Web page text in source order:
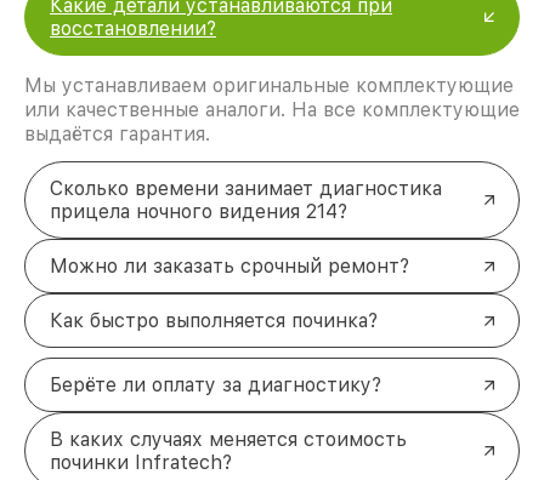
Какие детали устанавливаются при
восстановлении?
Мы устанавливаем оригинальные комплектующие
или качественные аналоги. На все комплектующие
выдаётся гарантия.
Сколько времени занимает диагностика
прицела ночного видения 214?
Можно ли заказать срочный ремонт?
Как быстро выполняется починка?
Берёте ли оплату за диагностику?
В каких случаях меняется стоимость
починки Infratech?